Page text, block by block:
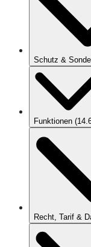
Schutz &
Funktionen (
Recht, Tarif &